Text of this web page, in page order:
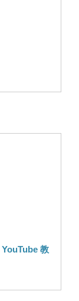
YouTube 教